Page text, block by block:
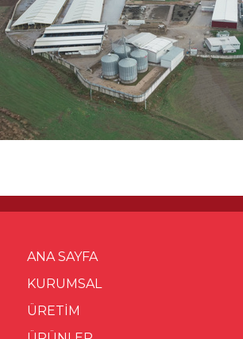
ANA SAYFA
KURUMSAL
ÜRETİM